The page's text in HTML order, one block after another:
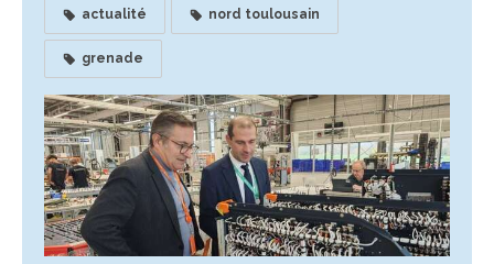
actualité nord toulousain
grenade